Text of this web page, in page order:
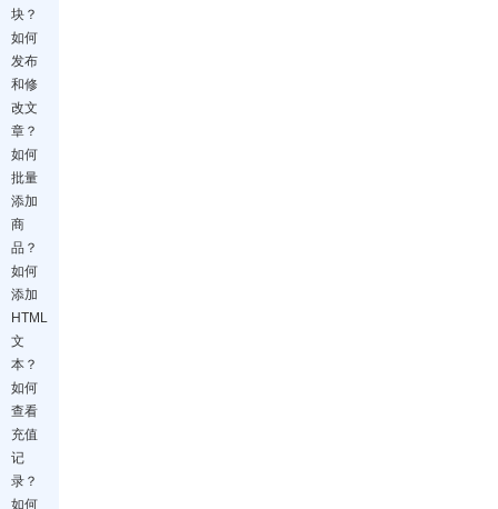
块？
如何
发布
和修
改文
章？
如何
批量
添加
商
品？
如何
添加
HTML
文
本？
如何
查看
充值
记
录？
如何